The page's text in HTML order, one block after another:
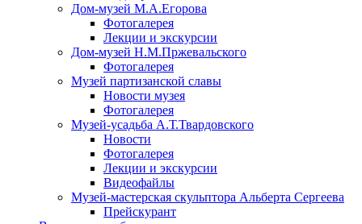
Дом-музей М.А.Егорова
Фотогалерея
Лекции и экскурсии
Дом-музей Н.М.Пржевальского
Фотогалерея
Музей партизанской славы
Новости музея
Фотогалерея
Музей-усадьба А.Т.Твардовского
Новости
Фотогалерея
Лекции и экскурсии
Видеофайлы
Музей-мастерская скульптора Альберта Сергеева
Прейскурант